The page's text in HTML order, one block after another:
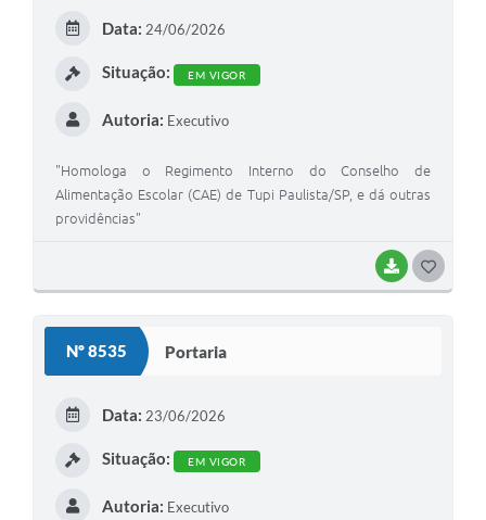
BAIXAR
Data: 24/06/2026
Situação: EM VIGOR
Autoria: Executivo
"Homologa o Regimento Interno do Conselho de
Alimentação Escolar (CAE) de Tupi Paulista/SP, e dá outras
providências"
Nº 8535 Portaria
Data: 23/06/2026
Situação: EM VIGOR
Autoria: Executivo